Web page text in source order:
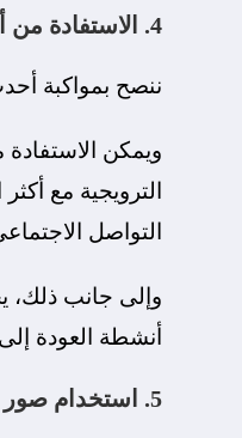
4. الاستفادة من أحدث التوجهات في السوق
ننصح بمواكبة
ويمكن
الترويجية مع
التواصل
وإلى جانب ذلك،
أنشطة العودة
5. استخدام صور تتمحور حول فكرة العودة إلى المدارس